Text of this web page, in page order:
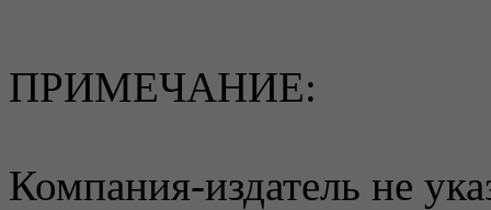
ПРИМЕЧАНИЕ:
Компания-издатель не